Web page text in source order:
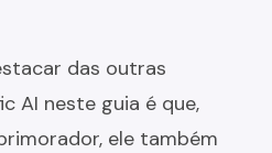
das outras
AI neste guia é que,
ele também